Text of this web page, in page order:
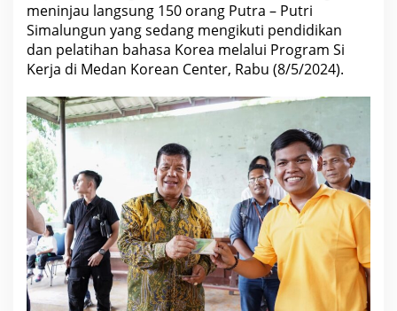
a
l
u
n
g
u
M
e
n
i
P
e
l
a
t
i
h
meninjau langsung 150 orang Putra – Putri
Simalungun yang sedang mengikuti pendidikan
dan pelatihan bahasa Korea melalui Program Si
Kerja di Medan Korean Center, Rabu (8/5/2024).